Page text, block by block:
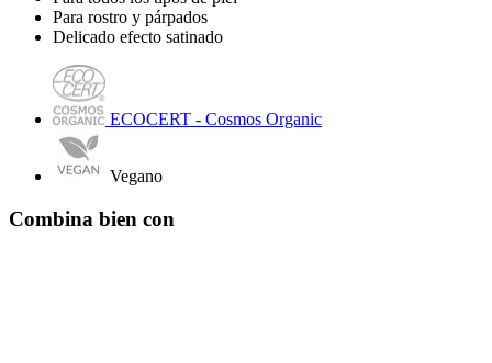
Para rostro y párpados
Delicado efecto satinado
ECOCERT - Cosmos Organic
Vegano
Combina bien con